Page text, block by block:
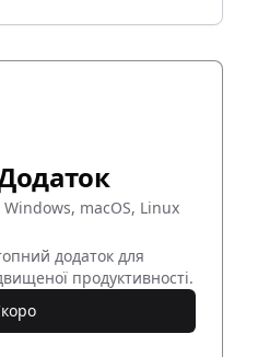
macOS, Linux
додаток для
продуктивності.